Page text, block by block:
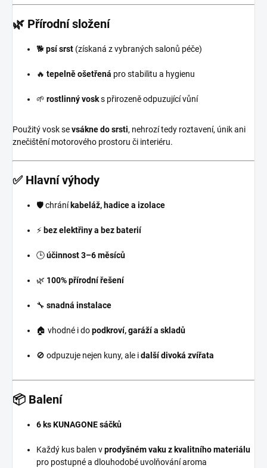
🌿 Přírodní složení
🐕psí srst (získaná z vybraných salonů péče)
🔥 tepelně ošetřená pro stabilitu a hygienu
🌱 rostlinný vosks přirozeně odpuzující vůní
Použitý vosk sevsákne do srsti, nehrozí tedy roztavení, únik ani
znečištění motorového prostoru či interiéru.
✅ Hlavní výhody
🛡️ chrání kabeláž, hadice a izolace
⚡ bez elektřiny a bez baterií
🕒účinnost 3–6 měsíců
🌿 100% přírodní řešení
🔧 snadná instalace
🏠 vhodné i dopodkroví, garáží a skladů
🚫 odpuzuje nejen kuny, ale idalší divoká zvířata
📦 Balení
6 ks KUNAGONE sáčků
Každý kus balen vprodyšném vaku z kvalitního materiálu
pro postupné a dlouhodobé uvolňování aroma